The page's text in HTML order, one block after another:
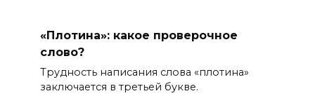
«Плотина»: какое проверочное
слово?
Трудность написания слова «плотина»
заключается в третьей букве.